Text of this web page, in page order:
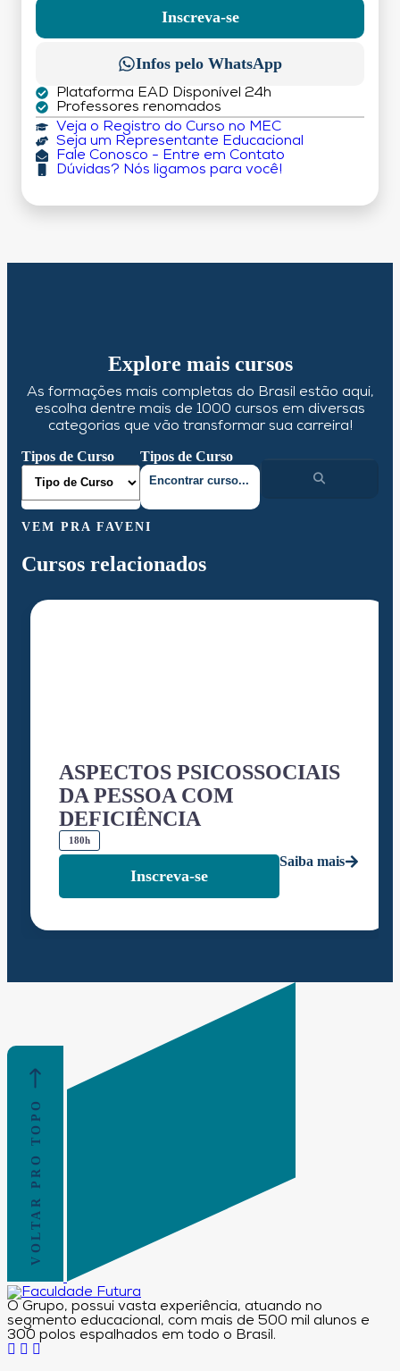
Inscreva-se
Infos pelo WhatsApp
Plataforma EAD Disponível 24h
Professores renomados
Veja o Registro do Curso no MEC
Seja um Representante Educacional
Fale Conosco - Entre em Contato
Dúvidas? Nós ligamos para você!
Explore mais cursos
As formações mais completas do Brasil estão aqui,
escolha dentre mais de 1000 cursos em diversas
categorias que vão transformar sua carreira!
Tipos de Curso Tipos de Curso
VEM PRA FAVENI
Cursos relacionados
ASPECTOS PSICOSSOCIAIS
DA PESSOA COM
DEFICIÊNCIA
180h
Inscreva-se
Saiba mais
VOLTAR PRO TOPO
O Grupo, possui vasta experiência, atuando no
segmento educacional, com mais de 500 mil alunos e
300 polos espalhados em todo o Brasil.